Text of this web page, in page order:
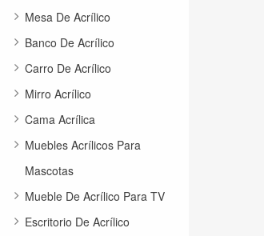
Mesa De Acrílico
Banco De Acrílico
Carro De Acrílico
Mirro Acrílico
Cama Acrílica
Muebles Acrílicos Para
Mascotas
Mueble De Acrílico Para TV
Escritorio De Acrílico